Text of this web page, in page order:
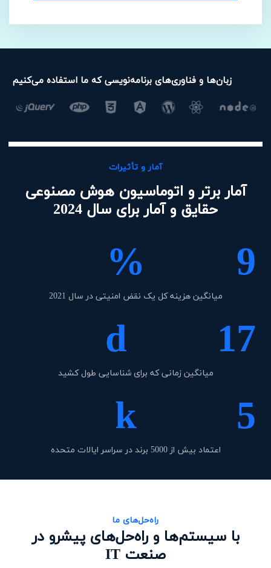
زبان‌ها و فناوری‌های برنامه‌نویسی که ما استفاده می‌کنیم
آمار و تأثیرات
آمار برتر و اتوماسیون هوش مصنوعی
حقایق و آمار برای سال 2024
میانگین هزینه کل یک نقض امنیتی در سال 2021
9
%
میانگین زمانی که برای شناسایی طول کشید
17
d
اعتماد بیش از 5000 برند در سراسر ایالات متحده
5
k
راه‌حل‌های ما
با سیستم‌ها و راه‌حل‌های پیشرو در
صنعت IT